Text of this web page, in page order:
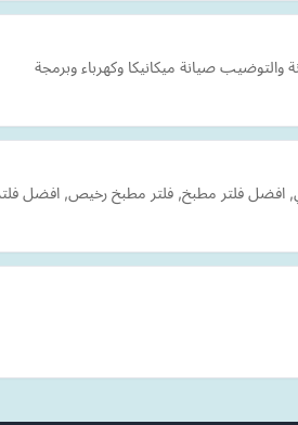
صيانة ميكانيكا وكهرباء وبرمجة
افضل فلتر مطبخ, فلتر مطبخ رخيص, افضل